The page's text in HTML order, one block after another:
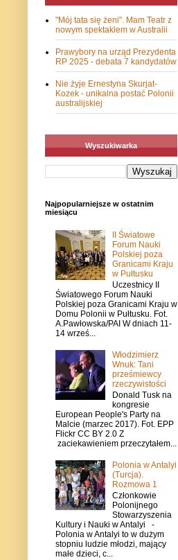
"Mój tata się żeni". Mam Teatr z
nowym spektaklem w Australii
Prawybory na urząd Prezydenta
RP 2025 - debata 7 kandydatów
Nie żyje Ernestyna Skurjat-
Kozek - unikalna postać Polonii
australijskiej
Wyszukiwarka
Najpopularniejsze w ostatnim
miesiącu
II Światowe
Forum Nauki
Polskiej poza
Granicami Kraju
w Pułtusku
Uczestnicy II
Światowego Forum Nauki
Polskiej poza Granicami Kraju w
Domu Polonii w Pułtusku. Fot.
A.Pawłowska/PAI W dniach 11-
14 wrześ...
Włodzimierz
Wnuk: Tani
prześmiewcy
rzeczywistości
Donald Tusk na
kongresie
European People's Party na
Malcie (marzec 2017). Fot. EPP
Flickr CC BY 2.0 Z
zaciekawieniem przeczytałem...
Polonia w Antalyi
(Turcja).
Rozmowa 1
Członkowie
Polonijnego
Stowarzyszenia
Kultury i Nauki w Antalyi -
Polonia w Antalyi to w dużym
stopniu ludzie młodzi, mający
małe dzieci, c...